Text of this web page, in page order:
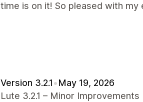
time is on it! So pleased with
Version 3.2.1•May 19, 2026
Lute 3.2.1 – Minor Improvements